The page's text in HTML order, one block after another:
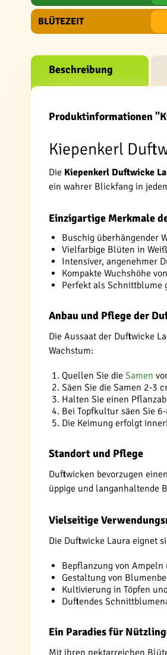
BLÜTEZEIT
Beschreibung
Produktinformationen
Kiepenkerl
Die Kiepenkerl Duftwicke
ein wahrer Blickfang in
Einzigartige Merkmale
Buschig überhängender
Vielfarbige Blüten in
Intensiver, angenehmer
Kompakte Wuchshöhe
Perfekt als Schnittblume
Anbau und Pflege der
Die Aussaat der Duftwicke
Wachstum:
Quellen Sie die Samen
Säen Sie die Samen 2-3
Halten Sie einen
Bei Topfkultur säen Sie
Die Keimung erfolgt
Standort und Pflege
Duftwicken bevorzugen
üppige und langanhaltende
Vielseitige
Die Duftwicke Laura eignet
Bepflanzung von
Gestaltung von
Kultivierung in Töpfen
Duftendes
Ein Paradies für
Mit ihren nektarreichen